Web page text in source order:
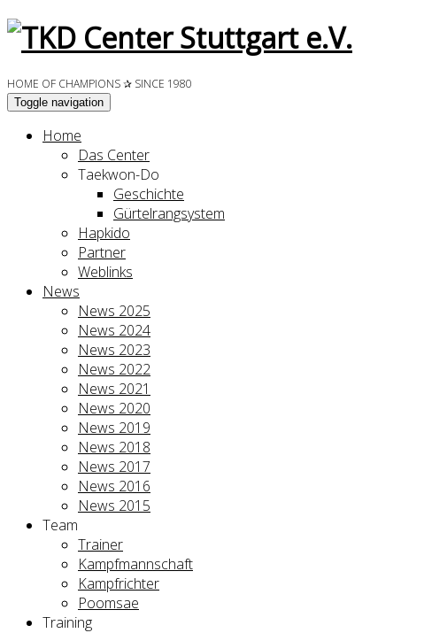
HOME OF CHAMPIONS ✰ SINCE 1980
Toggle navigation
Home
Das Center
Taekwon-Do
Geschichte
Gürtelrangsystem
Hapkido
Partner
Weblinks
News
News 2025
News 2024
News 2023
News 2022
News 2021
News 2020
News 2019
News 2018
News 2017
News 2016
News 2015
Team
Trainer
Kampfmannschaft
Kampfrichter
Poomsae
Training